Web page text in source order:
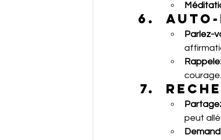
Parlez-
courage.
peut